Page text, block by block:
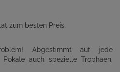
zum besten Preis.
Abgestimmt auf jede
auch spezielle Trophäen.